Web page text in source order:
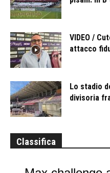
VIDEO /
attacco
Lo stadio
divisoria
Classifica